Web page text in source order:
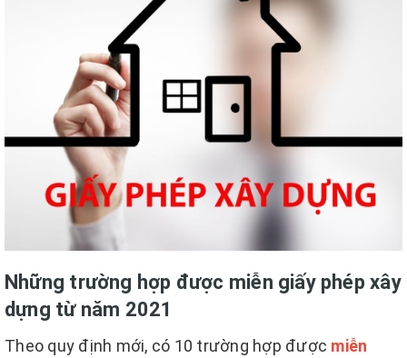
Những trường hợp được miễn giấy phép xây
dựng từ năm 2021
Theo quy định mới, có 10 trường hợp được miễn